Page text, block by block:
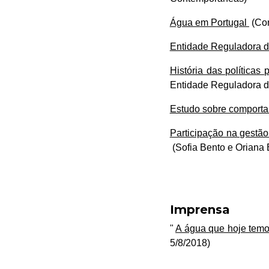
Água em Portugal
Entidade Reguladora
História das políticas
Entidade Reguladora
Estudo sobre
Participação na
(Sofia Bento e
Imprensa
"A água que hoje
5/8/2018)